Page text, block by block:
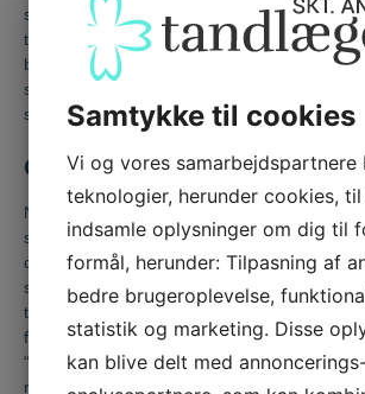
sikkerhed hjemme på sofaen. Vælg gerne
tandlægebesøget bliver beskrevet ned i
barn er forberedt på hvad der skal ske,
som han gør, og hvorfor hans behandling er
sundhed.
Gør tandpleje til en leg
Når dit barn har forstået, hvorfor det er vigtigt
sine tænder, er der mange ting du kan gøre
daglige tandplejerutine til en sjov leg. Lad fx
sin egen tandbørste ud fra det væld af
tandbørster med motiver fra børnenes
findes på supermarkedets hylder. At børste
“Frost-tandbørste” eller en “Biler-
rutinen lettere for både dig og dit barn.
Samtykke til cookies
Vi og vores samarbejdspartnere
teknologier, herunder cookies,
indsamle oplysninger om dig til
formål, herunder: Tilpasning af
bedre brugeroplevelse,
statistik og marketing. Disse
kan blive delt med